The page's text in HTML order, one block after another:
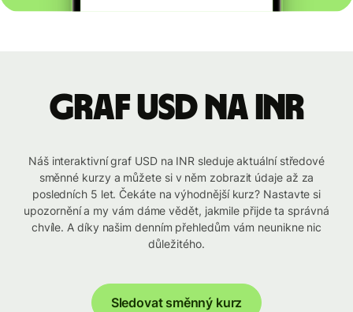
graf USD na INR
Náš interaktivní graf USD na INR sleduje aktuální středové
směnné kurzy a můžete si v něm zobrazit údaje až za
posledních 5 let. Čekáte na výhodnější kurz? Nastavte si
upozornění a my vám dáme vědět, jakmile přijde ta správná
chvíle. A díky našim denním přehledům vám neunikne nic
důležitého.
Sledovat směnný kurz